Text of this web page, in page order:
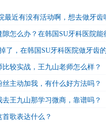
最近有没有活动啊，想去做牙齿
隙怎么办？在韩国SU牙科医院能
了，在韩国SU牙科医院做牙齿
较实战，王九山老师怎么样？
主动加我，有什么好方法吗？
王九山那学习微商，靠谱吗？
歌表达什么？